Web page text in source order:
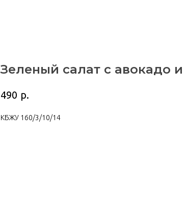
Зеленый салат с авокадо
490 р.
КБЖУ 160/3/10/14